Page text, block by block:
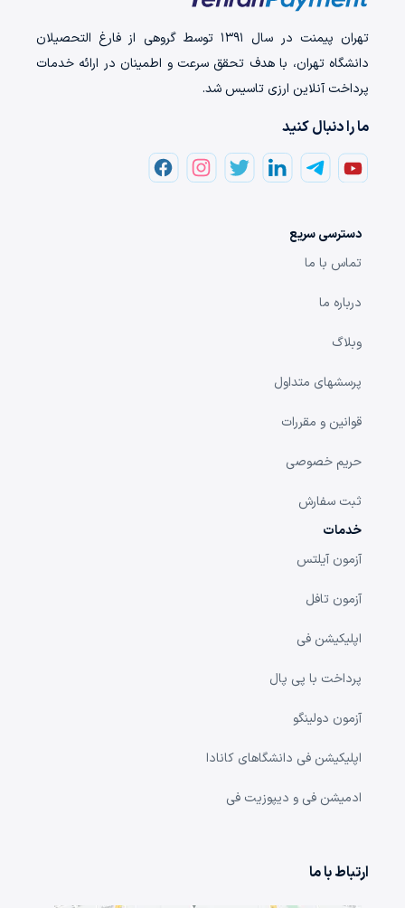
تهران‌ پیمنت در سال ۱۳۹۱ توسط گروهی از فارغ التحصیلان
دانشگاه تهران، با هدف تحقق سرعت و اطمینان در ارائه خدمات
پرداخت‌ آنلاین ارزی تاسیس شد.
ما را دنبال کنید
دسترسی سریع
تماس با ما
درباره ما
وبلاگ
پرسشهای متداول
قوانین و مقررات
حریم خصوصی
ثبت سفارش
خدمات
آزمون آیلتس
آزمون تافل
اپلیکیشن فی
پرداخت با پی پال
آزمون دولینگو
اپلیکیشن فی دانشگا‌های کانادا
ادمیشن فی و دیپوزیت فی
ارتباط با ما